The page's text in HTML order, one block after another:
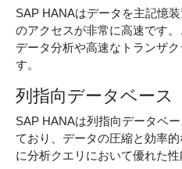
SAP HANAはデータを主記憶
のアクセスが非常に高速です
データ分析や高速なトランザ
す。
列指向データベース
SAP HANAは列指向データベ
ており、データの圧縮と効率
に分析クエリにおいて優れた性